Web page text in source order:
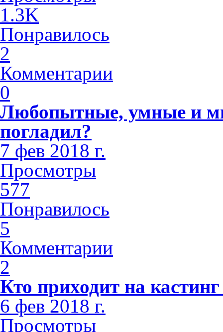
1.3K
Понравилось
2
Комментарии
0
Любопытные, умные и
погладил?
7 фев 2018 г.
Просмотры
577
Понравилось
5
Комментарии
2
Кто приходит на
6 фев 2018 г.
Просмотры